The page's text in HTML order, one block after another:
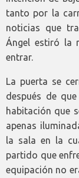
tanto por la
noticias que
Ángel estiró la
entrar.
La puerta se
después de
habitación que
apenas
la sala en la
partido que
equipación no